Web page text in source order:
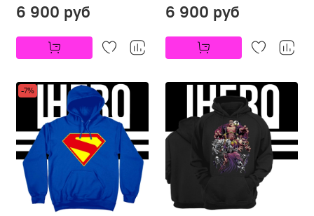
6 900 руб 6 900 руб
-7%